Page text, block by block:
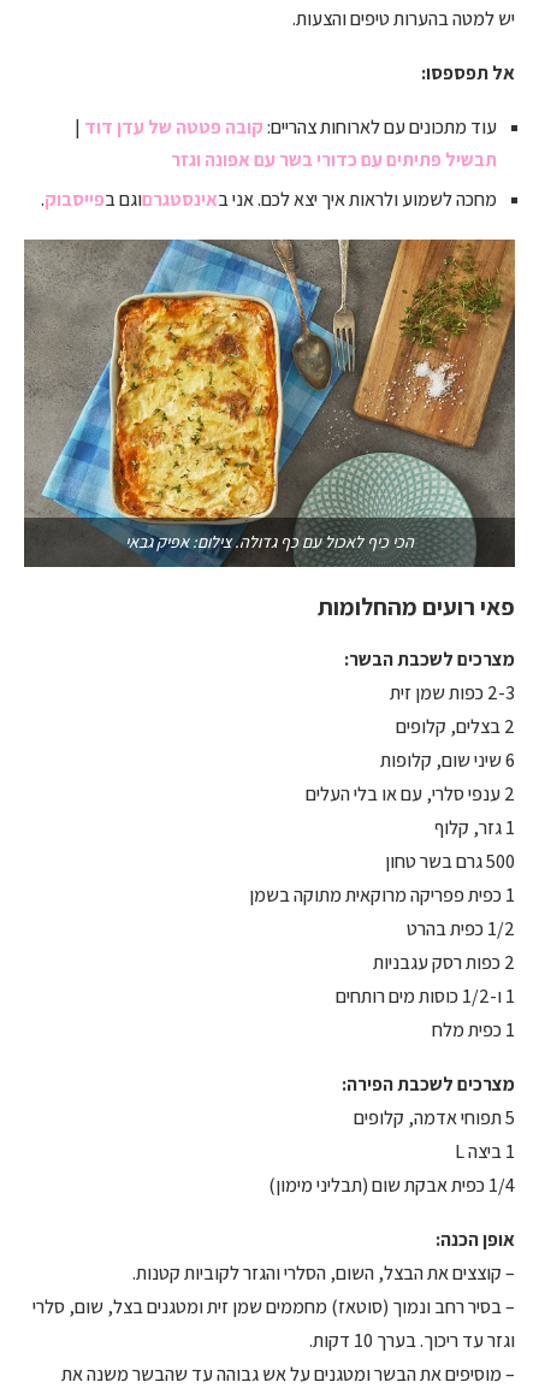
יש למטה בהערות טיפים והצעות.
אל תפספסו:
עוד מתכונים עם לארוחות צהריים:קובה פטטה של עדן דוד |
תבשיל פתיתים עם כדורי בשר עם אפונה וגזר
מחכה לשמוע ולראות איך יצא לכם. אני באינסטגרםוגם בפייסבוק.
הכי כיף לאכול עם כף גדולה. צילום: אפיק גבאי
פאי רועים מהחלומות
מצרכים לשכבת הבשר:
2-3 כפות שמן זית
2 בצלים, קלופים
6 שיני שום, קלופות
2 ענפי סלרי, עם או בלי העלים
1 גזר, קלוף
500 גרם בשר טחון
1 כפית פפריקה מרוקאית מתוקה בשמן
1/2 כפית בהרט
2 כפות רסק עגבניות
1 ו-1/2 כוסות מים רותחים
1 כפית מלח
מצרכים לשכבת הפירה:
5 תפוחי אדמה, קלופים
1 ביצה L
1/4 כפית אבקת שום (תבליני מימון)
אופן הכנה:
– קוצצים את הבצל, השום, הסלרי והגזר לקוביות קטנות.
– בסיר רחב ונמוך (סוטאז) מחממים שמן זית ומטגנים בצל, שום, סלרי
וגזר עד ריכוך. בערך 10 דקות.
– מוסיפים את הבשר ומטגנים על אש גבוהה עד שהבשר משנה את